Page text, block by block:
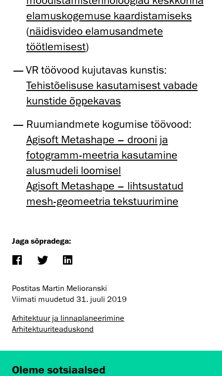
elamuskogemuse kaardistamiseks
(näidisvideo elamusandmete
töötlemisest)
VR töövood kujutavas kunstis:
Tehistõelisuse kasutamisest vabade
kunstide õppekavas
Ruumiandmete kogumise töövood:
Agisoft Metashape – drooni ja
fotogramm-meetria kasutamine
alusmudeli loomisel
Agisoft Metashape – lihtsustatud
mesh-geomeetria tekstuurimine
Jaga sõpradega:
Postitas Martin Melioranski
Viimati muudetud 31. juuli 2019
Arhitektuur ja linnaplaneerimine
Arhitektuuri­teaduskond
Oleme sotsiaalsed